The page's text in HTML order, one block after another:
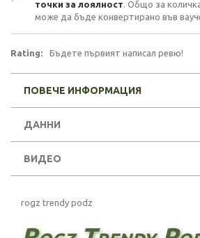
точки за лоялност. Общо за
може да бъде конвертирано във
Rating: Бъдете първият написал ревю!
ПОВЕЧЕ ИНФОРМАЦИЯ
ДАННИ
ВИДЕО
rogz trendy podz